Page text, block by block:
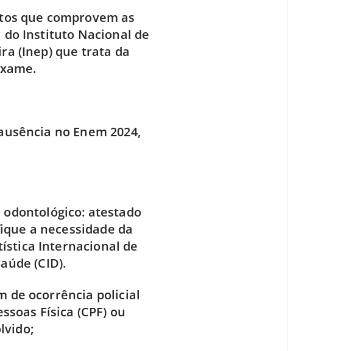
que comprovem as
do Instituto Nacional de
(Inep) que trata da
no Enem 2024,
atestado
a necessidade da
Internacional de
(CID).
de ocorrência policial
Física (CPF) ou